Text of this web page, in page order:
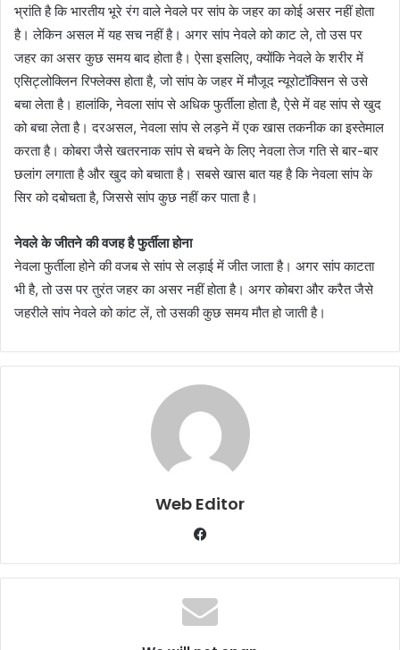
भ्रांति है कि भारतीय भूरे रंग वाले नेवले पर सांप के जहर का कोई असर नहीं होता
है। लेकिन असल में यह सच नहीं है। अगर सांप नेवले को काट ले, तो उस पर
जहर का असर कुछ समय बाद होता है। ऐसा इसलिए, क्योंकि नेवले के शरीर में
एसिट्लोक्लिन रिफ्लेक्स होता है, जो सांप के जहर में मौजूद न्यूरोटॉक्सिन से उसे
बचा लेता है। हालांकि, नेवला सांप से अधिक फुर्तीला होता है, ऐसे में वह सांप से खुद
को बचा लेता है। दरअसल, नेवला सांप से लड़ने में एक खास तकनीक का इस्तेमाल
करता है। कोबरा जैसे खतरनाक सांप से बचने के लिए नेवला तेज गति से बार-बार
छलांग लगाता है और खुद को बचाता है। सबसे खास बात यह है कि नेवला सांप के
सिर को दबोचता है, जिससे सांप कुछ नहीं कर पाता है।
नेवले के जीतने की वजह है फुर्तीला होना
नेवला फुर्तीला होने की वजब से सांप से लड़ाई में जीत जाता है। अगर सांप काटता
भी है, तो उस पर तुरंत जहर का असर नहीं होता है। अगर कोबरा और करैत जैसे
जहरीले सांप नेवले को कांट लें, तो उसकी कुछ समय मौत हो जाती है।
Web Editor
Facebook